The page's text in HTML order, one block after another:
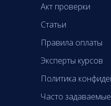
Акт проверки
Статьи
Правила оплаты
Эксперты курсов
Политика
Часто